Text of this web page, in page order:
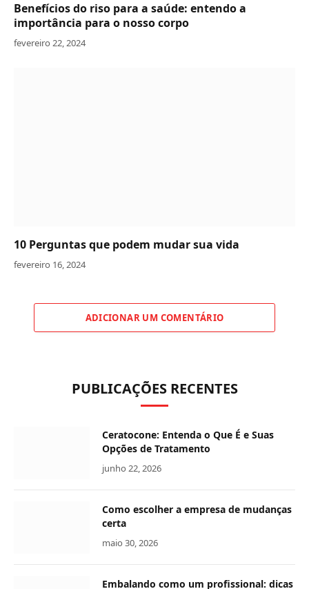
Benefícios do riso para a saúde: entendo a
importância para o nosso corpo
fevereiro 22, 2024
10 Perguntas que podem mudar sua vida
fevereiro 16, 2024
ADICIONAR UM COMENTÁRIO
PUBLICAÇÕES RECENTES
Ceratocone: Entenda o Que É e Suas
Opções de Tratamento
junho 22, 2026
Como escolher a empresa de mudanças
certa
maio 30, 2026
Embalando como um profissional: dicas